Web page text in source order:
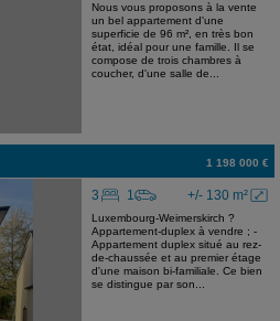
Nous vous proposons à la vente
un bel appartement d'une
superficie de 96 m², en très bon
état, idéal pour une famille. Il se
compose de trois chambres à
coucher, d'une salle de...
1 198 000 €
+/- 130 m²
3 1
Luxembourg-Weimerskirch ?
Appartement-duplex à vendre ; -
Appartement duplex situé au rez-
de-chaussée et au premier étage
d'une maison bi-familiale. Ce bien
se distingue par son...